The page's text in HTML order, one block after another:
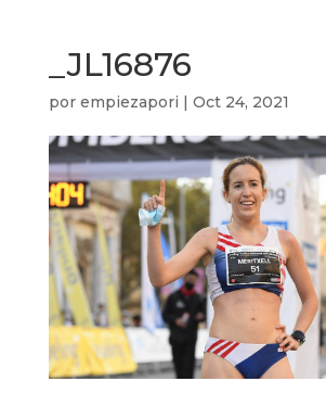
_JL16876
por empiezapori | Oct 24, 2021